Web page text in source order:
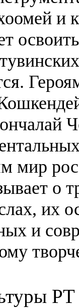
и
мир
о
их
и
РТ